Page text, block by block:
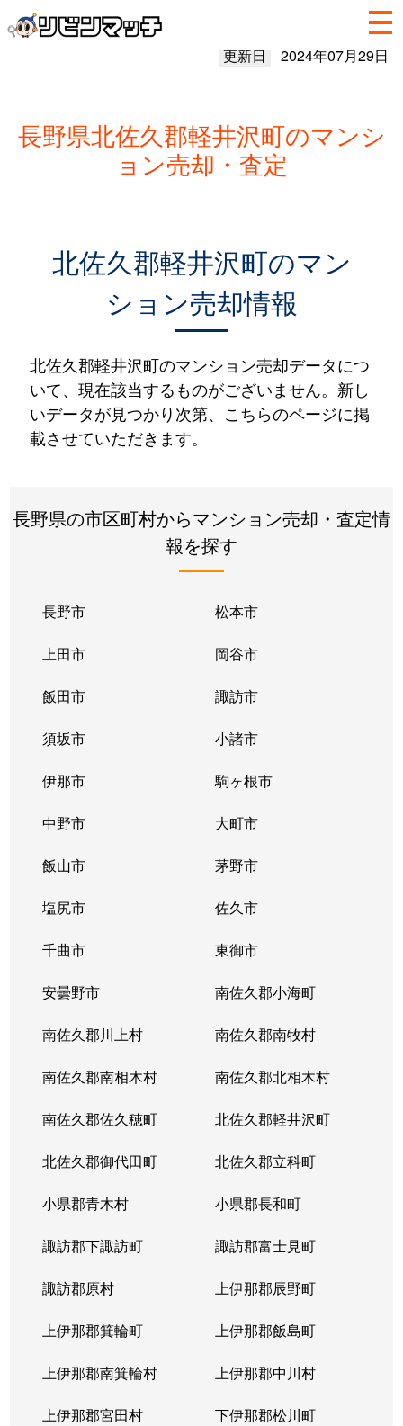
更新日 2024年07月29日
長野県北佐久郡軽井沢町のマンシ
ョン売却・査定
北佐久郡軽井沢町のマン
ション売却情報
北佐久郡軽井沢町のマンション売却データにつ
いて、現在該当するものがございません。新し
いデータが見つかり次第、こちらのページに掲
載させていただきます。
長野県の市区町村からマンション売却・査定情
報を探す
長野市 松本市
上田市 岡谷市
飯田市 諏訪市
須坂市 小諸市
伊那市 駒ヶ根市
中野市 大町市
飯山市 茅野市
塩尻市 佐久市
千曲市 東御市
安曇野市 南佐久郡小海町
南佐久郡川上村 南佐久郡南牧村
南佐久郡南相木村 南佐久郡北相木村
南佐久郡佐久穂町 北佐久郡軽井沢町
北佐久郡御代田町 北佐久郡立科町
小県郡青木村 小県郡長和町
諏訪郡下諏訪町 諏訪郡富士見町
諏訪郡原村 上伊那郡辰野町
上伊那郡箕輪町 上伊那郡飯島町
上伊那郡南箕輪村 上伊那郡中川村
上伊那郡宮田村 下伊那郡松川町